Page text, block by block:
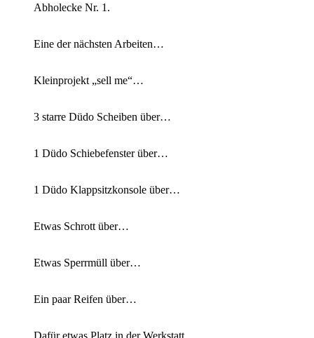
Abholecke Nr. 1.
Eine der nächsten Arbeiten…
Kleinprojekt „sell me“…
3 starre Düdo Scheiben über…
1 Düdo Schiebefenster über…
1 Düdo Klappsitzkonsole über…
Etwas Schrott über…
Etwas Sperrmüll über…
Ein paar Reifen über…
Dafür etwas Platz in der Werkstatt, …